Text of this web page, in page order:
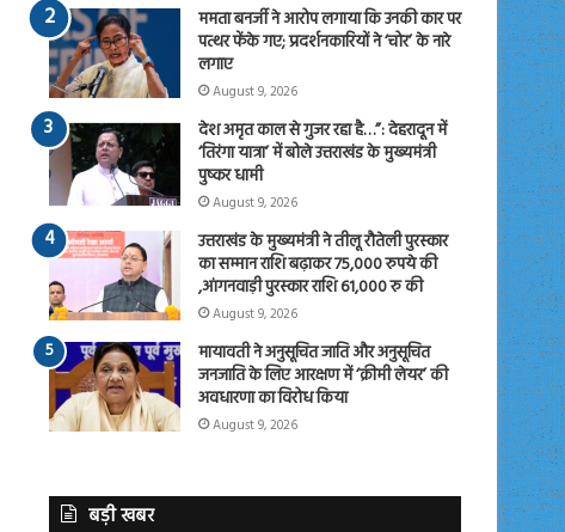
ममता बनर्जी ने आरोप लगाया कि उनकी कार पर
पत्थर फेंके गए; प्रदर्शनकारियों ने ‘चोर’ के नारे
लगाए
August 9, 2026
देश अमृत काल से गुजर रहा है…”: देहरादून में
‘तिरंगा यात्रा’ में बोले उत्तराखंड के मुख्यमंत्री
पुष्कर धामी
August 9, 2026
उत्तराखंड के मुख्यमंत्री ने तीलू रौतेली पुरस्कार
का सम्मान राशि बढ़ाकर 75,000 रुपये की
,आंगनवाड़ी पुरस्कार राशि 61,000 रु की
August 9, 2026
मायावती ने अनुसूचित जाति और अनुसूचित
जनजाति के लिए आरक्षण में ‘क्रीमी लेयर’ की
अवधारणा का विरोध किया
August 9, 2026
बड़ी खबर